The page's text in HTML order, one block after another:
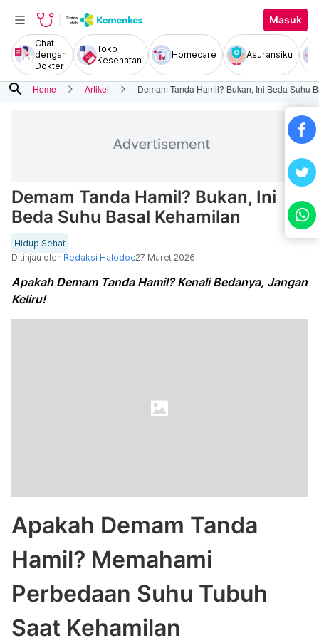
Masuk
Chat
dengan
Dokter
Toko
Kesehatan
Homecare Asuransiku
search Home Artikel Demam Tanda Hamil? Bukan, Ini Beda Suhu
Demam Tanda Hamil? Bukan, Ini
Beda Suhu Basal Kehamilan
Hidup Sehat
Ditinjau oleh Redaksi Halodoc27 Maret 2026
Apakah Demam Tanda Hamil? Kenali Bedanya, Jangan
Keliru!
Apakah Demam Tanda
Hamil? Memahami
Perbedaan Suhu Tubuh
Saat Kehamilan